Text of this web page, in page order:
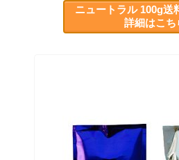
ニュートラル 100g送
詳細はこち